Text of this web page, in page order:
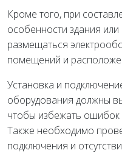
Кроме того, при
особенности здания
размещаться
помещений и
Установка и
оборудования должны
чтобы избежать
Также необходимо
подключения и